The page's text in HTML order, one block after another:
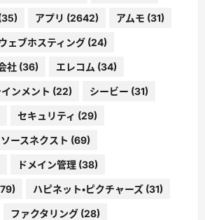
アプリ (2642) アムモ (31)
ェブホスティング (24)
社 (36) エレコム (34)
インメント (22) シービー (31)
セキュリティ (29)
ソースネクスト (69)
ドメイン管理 (38)
ハピネット・ピクチャーズ (31)
ファクタリング (28)